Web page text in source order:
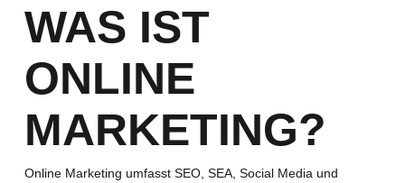
WAS IST
ONLINE
MARKETING?
Online Marketing umfasst SEO, SEA, Social Media und